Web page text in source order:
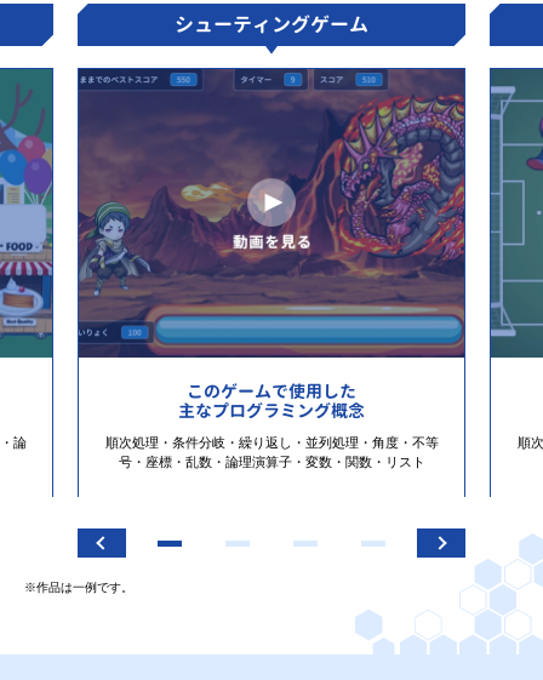
論
シューティングゲーム
このゲームで使用した
主なプログラミング概念
順次処理・条件分岐・繰り返し・並列処理・角度・不等
号・座標・乱数・論理演算子・変数・関数・リスト
順
※作品は一例です。